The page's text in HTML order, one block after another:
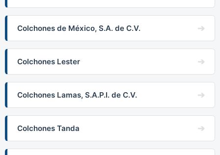
Colchones de México, S.A. de C.V.
Colchones Lester
Colchones Lamas, S.A.P.I. de C.V.
Colchones Tanda